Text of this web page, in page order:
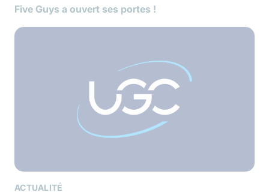
Five Guys a ouvert ses portes !
ACTUALITÉ